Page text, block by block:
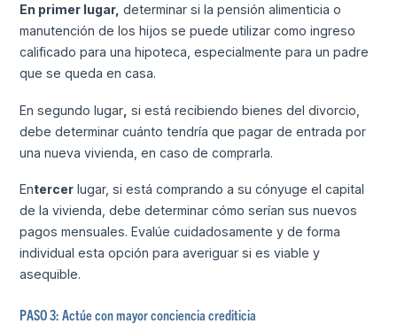
En primer lugar, determinar si la pensión alimenticia o
manutención de los hijos se puede utilizar como ingreso
calificado para una hipoteca, especialmente para un padre
que se queda en casa.
En segundo lugar si está recibiendo bienes del divorcio,
debe determinar cuánto tendría que pagar de entrada por
una nueva vivienda, en caso de comprarla.
Entercer lugar, si está comprando a su cónyuge el capital
de la vivienda, debe determinar cómo serían sus nuevos
pagos mensuales. Evalúe cuidadosamente y de forma
individual esta opción para averiguar si es viable y
asequible.
PASO 3: Actúe con mayor conciencia crediticia